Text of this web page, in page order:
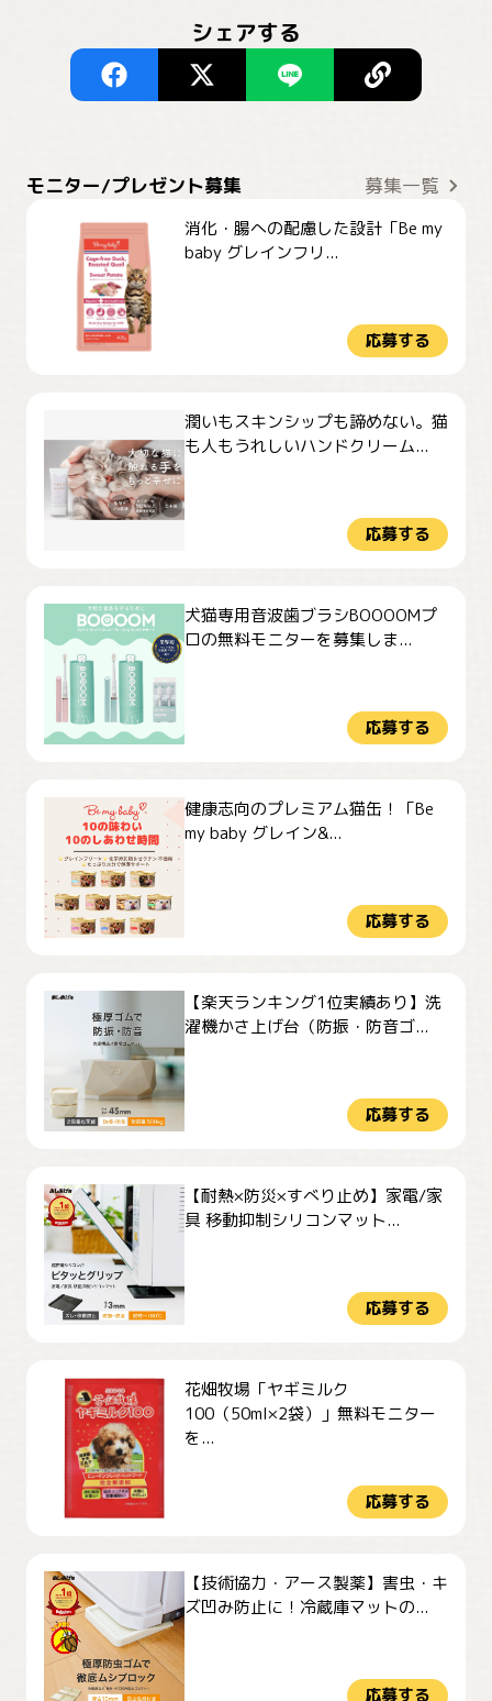
シェアする
モニター/プレゼント募集 募集一覧
消化・腸への配慮した設計「Be my
baby グレインフリ...
応募する
潤いもスキンシップも諦めない。猫
も人もうれしいハンドクリーム...
応募する
犬猫専用音波歯ブラシBOOOOMプ
ロの無料モニターを募集しま...
応募する
健康志向のプレミアム猫缶！「Be
my baby グレイン&...
応募する
【楽天ランキング1位実績あり】洗
濯機かさ上げ台（防振・防音ゴ...
応募する
【耐熱×防災×すべり止め】家電/家
具 移動抑制シリコンマット...
応募する
花畑牧場「ヤギミルク
100（50ml×2袋）」無料モニター
を...
応募する
【技術協力・アース製薬】害虫・キ
ズ凹み防止に！冷蔵庫マットの...
応募する